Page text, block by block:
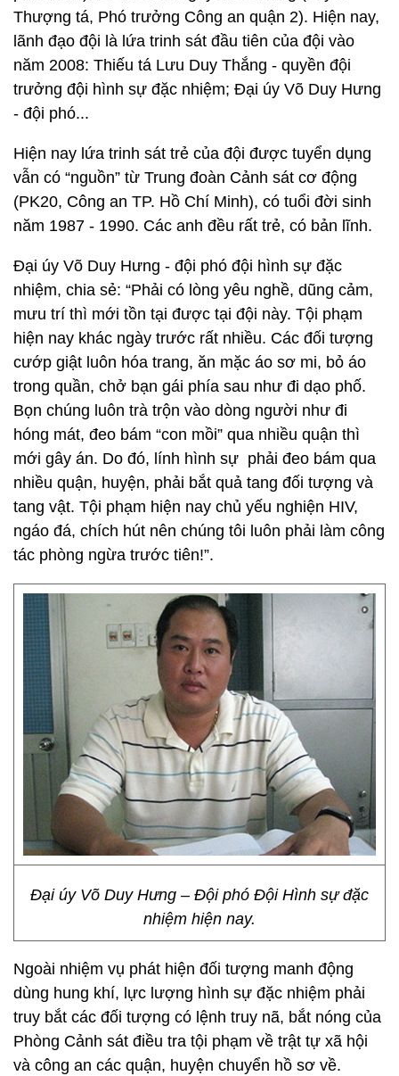
Thượng tá, Phó trưởng Công an quận 2). Hiện nay,
lãnh đạo đội là lứa trinh sát đầu tiên của đội vào
năm 2008: Thiếu tá Lưu Duy Thắng - quyền đội
trưởng đội hình sự đặc nhiệm; Đại úy Võ Duy Hưng
- đội phó...
Hiện nay lứa trinh sát trẻ của đội được tuyển dụng
vẫn có “nguồn” từ Trung đoàn Cảnh sát cơ động
(PK20, Công an TP. Hồ Chí Minh), có tuổi đời sinh
năm 1987 - 1990. Các anh đều rất trẻ, có bản lĩnh.
Đại úy Võ Duy Hưng - đội phó đội hình sự đặc
nhiệm, chia sẻ: “Phải có lòng yêu nghề, dũng cảm,
mưu trí thì mới tồn tại được tại đội này. Tội phạm
hiện nay khác ngày trước rất nhiều. Các đối tượng
cướp giật luôn hóa trang, ăn mặc áo sơ mi, bỏ áo
trong quần, chở bạn gái phía sau như đi dạo phố.
Bọn chúng luôn trà trộn vào dòng người như đi
hóng mát, đeo bám “con mồi” qua nhiều quận thì
mới gây án. Do đó, lính hình sự phải đeo bám qua
nhiều quận, huyện, phải bắt quả tang đối tượng và
tang vật. Tội phạm hiện nay chủ yếu nghiện HIV,
ngáo đá, chích hút nên chúng tôi luôn phải làm công
tác phòng ngừa trước tiên!”.
Đại úy Võ Duy Hưng – Đội phó Đội Hình sự đặc
nhiệm hiện nay.
Ngoài nhiệm vụ phát hiện đối tượng manh động
dùng hung khí, lực lượng hình sự đặc nhiệm phải
truy bắt các đối tượng có lệnh truy nã, bắt nóng của
Phòng Cảnh sát điều tra tội phạm về trật tự xã hội
và công an các quận, huyện chuyển hồ sơ về.